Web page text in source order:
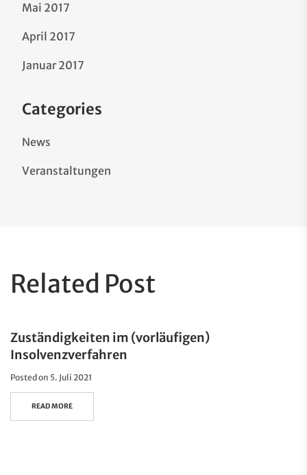
Mai 2017
April 2017
Januar 2017
Categories
News
Veranstaltungen
Related Post
Zuständigkeiten im (vorläufigen)
Insolvenzverfahren
Posted on 5. Juli 2021
READ MORE